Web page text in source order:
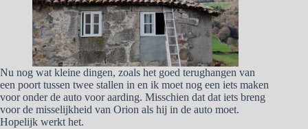
Nu nog wat kleine dingen, zoals het goed terughangen van
een poort tussen twee stallen in en ik moet nog een iets maken
voor onder de auto voor aarding. Misschien dat dat iets breng
voor de misselijkheid van Orion als hij in de auto moet.
Hopelijk werkt het.